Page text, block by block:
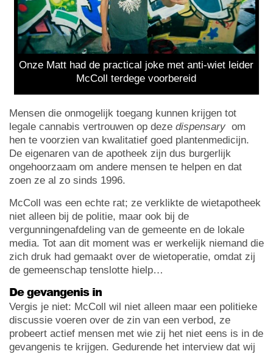
Onze Matt had de practical joke met anti-wiet leider
McColl terdege voorbereid
Mensen die onmogelijk toegang kunnen krijgen tot
legale cannabis vertrouwen op deze dispensary om
hen te voorzien van kwalitatief goed plantenmedicijn.
De eigenaren van de apotheek zijn dus burgerlijk
ongehoorzaam om andere mensen te helpen en dat
zoen ze al zo sinds 1996.
McColl was een echte rat; ze verklikte de wietapotheek
niet alleen bij de politie, maar ook bij de
vergunningenafdeling van de gemeente en de lokale
media. Tot aan dit moment was er werkelijk niemand die
zich druk had gemaakt over de wietoperatie, omdat zij
de gemeenschap tenslotte hielp…
De gevangenis in
Vergis je niet: McColl wil niet alleen maar een politieke
discussie voeren over de zin van een verbod, ze
probeert actief mensen met wie zij het niet eens is in de
gevangenis te krijgen. Gedurende het interview dat wij